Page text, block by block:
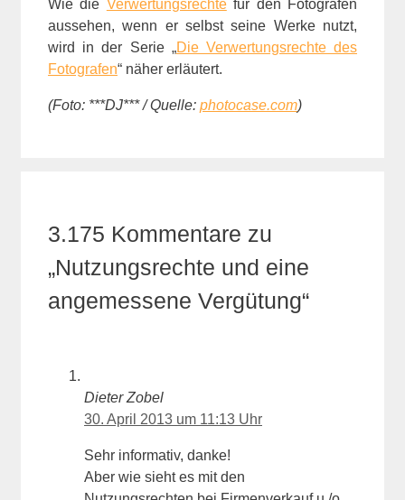
Wie die Verwertungsrechtefür den Fotografen
aussehen, wenn er selbst seine Werke nutzt,
wird in der Serie „Die Verwertungsrechte des
Fotografen“ näher erläutert.
(Foto: ***DJ*** / Quelle: photocase.com)
3.175 Kommentare zu
„Nutzungsrechte und eine
angemessene Vergütung“
Dieter Zobel
30. April 2013 um 11:13 Uhr
Sehr informativ, danke!
Aber wie sieht es mit den